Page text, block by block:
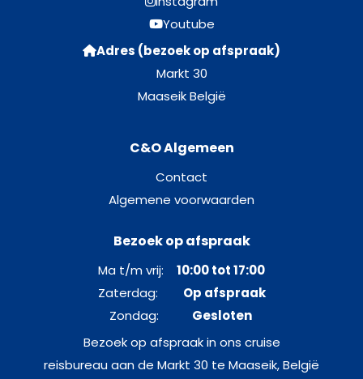
Youtube
Adres (bezoek op afspraak)
Markt 30
Maaseik België
C&O Algemeen
Contact
Algemene voorwaarden
Bezoek op afspraak
Ma t/m vrij: 10:00 tot 17:00
Zaterdag: Op afspraak
Zondag: Gesloten
Bezoek op afspraak in ons cruise
reisbureau aan de Markt 30 te Maaseik, België